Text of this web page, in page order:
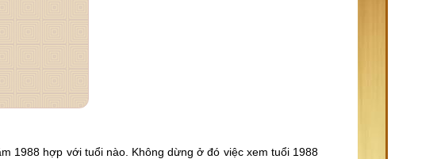
1988 hợp với tuổi nào. Không dừng ở đó việc xem tuổi 1988